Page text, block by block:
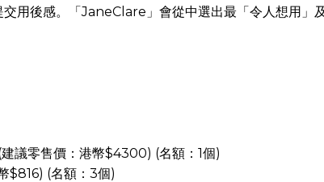
用後感。「JaneClare」會從中選出最「令人想用」
議零售價：港幣$4300) (名額：1個)
$816) (名額：3個)